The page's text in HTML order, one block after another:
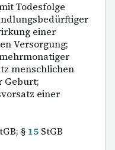
Todesfolge
einer
Versorgung;
menschlichen
Geburt;
einer
§ 15 StGB